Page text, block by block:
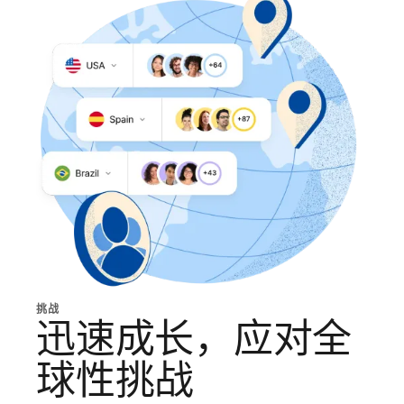
挑战
迅速成长，应对全
球性挑战